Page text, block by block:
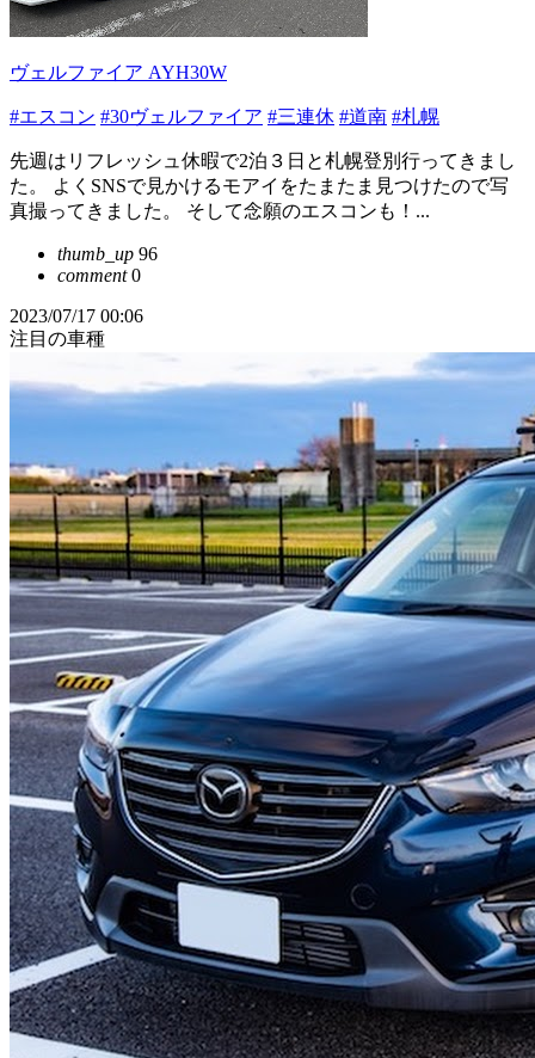
ヴェルファイア AYH30W
#エスコン #30ヴェルファイア #三連休 #道南 #札幌
先週はリフレッシュ休暇で2泊３日と札幌登別行ってきまし
た。 よくSNSで見かけるモアイをたまたま見つけたので写
真撮ってきました。 そして念願のエスコンも！...
thumb_up 96
comment0
2023/07/17 00:06
注目の車種